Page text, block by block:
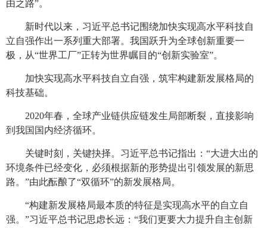
由之路”。
新时代以来，习近平总书记围绕加快实现高水平科技自
立自强作出一系列重大部署。我国跃升为全球创新重要一
极，从“世界工厂”正转为世界瞩目的“创新实验室”。
加快实现高水平科技自立自强，筑牢构建新发展格局的
科技基础。
2020年春，全球产业链供应链发生局部断裂，直接影响
到我国国内经济循环。
关键时刻，关键抉择。习近平总书记指出：“大进大出的
环境条件已经变化，必须根据新的形势提出引领发展的新思
路。”由此酝酿了“双循环”的新发展格局。
“构建新发展格局最本质的特征是实现高水平的自立自
强。”习近平总书记思虑长远：“我们更要大力提升自主创新